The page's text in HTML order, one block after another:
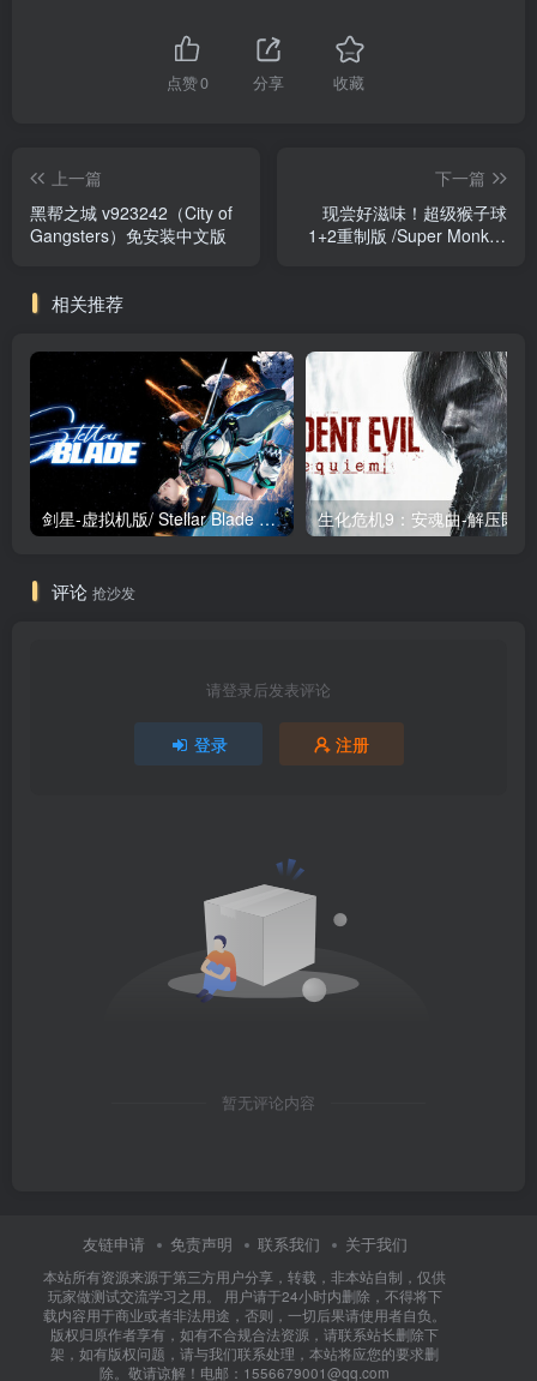
点赞0 分享 收藏
上一篇
黑帮之城 v923242（City of
Gangsters）免安装中文版
下一篇
现尝好滋味！超级猴子球
1+2重制版 /Super Monkey
相关推荐
剑星-虚拟机版/ Stellar Blade v1.4.1|Build.19963153 终极版新补丁 送修改器 免安装中文版
评论 抢沙发
请登录后发表评论
登录 注册
暂无评论内容
友链申请 免责声明 联系我们 关于我们
本站所有资源来源于第三方用户分享，转载，非本站自制，仅供
玩家做测试交流学习之用。 用户请于24小时内删除，不得将下
载内容用于商业或者非法用途，否则，一切后果请使用者自负。
版权归原作者享有，如有不合规合法资源，请联系站长删除下
架，如有版权问题，请与我们联系处理，本站将应您的要求删
除。敬请谅解！电邮：1556679001@qq.com